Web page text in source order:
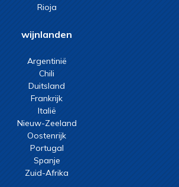
Rioja
wijnlanden
Argentinië
Chili
Duitsland
Frankrijk
Italië
Nieuw-Zeeland
Oostenrijk
Portugal
Spanje
Zuid-Afrika